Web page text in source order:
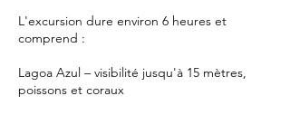
L'excursion dure environ 6 heures et
comprend :
Lagoa Azul – visibilité jusqu'à 15 mètres,
poissons et coraux